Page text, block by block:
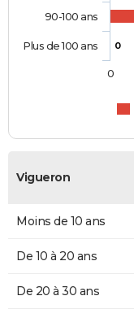
0
90-100 ans
Plus de 100 ans
0
Vigueron
Moins de 10 ans
De 10 à 20 ans
De 20 à 30 ans